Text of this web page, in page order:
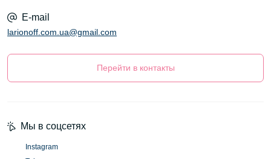
E-mail
larionoff.com.ua@gmail.com
Перейти в контакты
Мы в соцсетях
Instagram